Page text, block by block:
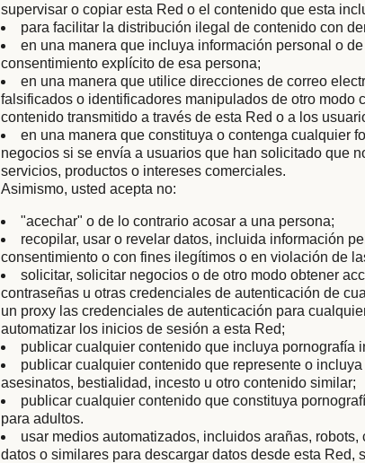
supervisar o copiar esta Red o el contenido que esta
para facilitar la distribución ilegal de contenido con
en una manera que incluya información personal o
consentimiento explícito de esa persona;
en una manera que utilice direcciones de correo
falsificados o identificadores manipulados de otro modo
contenido transmitido a través de esta Red o a los
en una manera que constituya o contenga cualquier
negocios si se envía a usuarios que han solicitado que
servicios, productos o intereses comerciales.
Asimismo, usted acepta no:
"acechar" o de lo contrario acosar a una persona;
recopilar, usar o revelar datos, incluida información
consentimiento o con fines ilegítimos o en violación de
solicitar, solicitar negocios o de otro modo obtener
contraseñas u otras credenciales de autenticación de
un proxy las credenciales de autenticación para
automatizar los inicios de sesión a esta Red;
publicar cualquier contenido que incluya pornografía
publicar cualquier contenido que represente o
asesinatos, bestialidad, incesto u otro contenido similar;
publicar cualquier contenido que constituya
para adultos.
usar medios automatizados, incluidos arañas,
datos o similares para descargar datos desde esta Red,